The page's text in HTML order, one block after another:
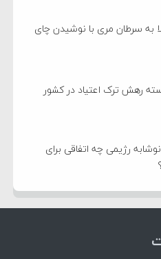
به سرطان مری با نوشیدن چای
رهش ترک اعتیاد در کشور
رژیمی چه اتفاقی برای